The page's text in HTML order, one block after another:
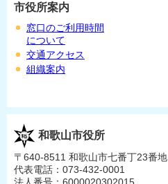
市役所案内
窓口のご利用時間
について
交通アクセス
組織案内
和歌山市役所
〒640-8511 和歌山市七番丁23番地
代表電話：073-432-0001